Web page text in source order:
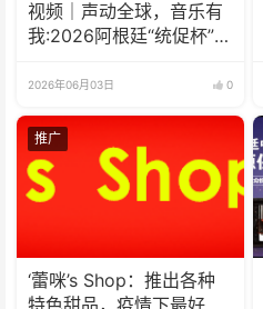
视频｜声动全球，音乐有
我:2026阿根廷“统促杯”水
圆满落幕
2026年06月03日 0
推广
‘蕾咪’s Shop：推出各种